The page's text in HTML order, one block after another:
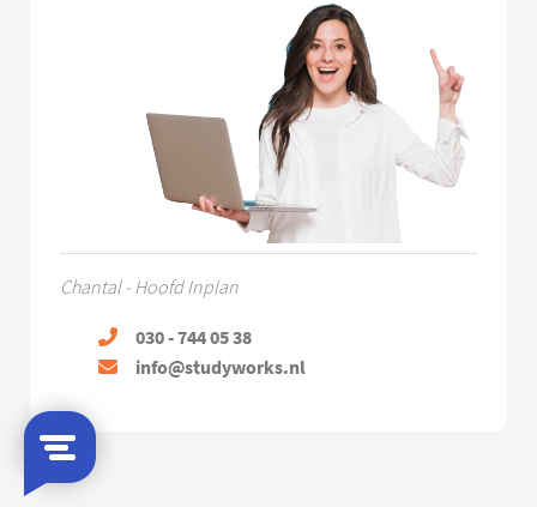
Chantal - Hoofd Inplan
030 - 744 05 38
info@studyworks.nl